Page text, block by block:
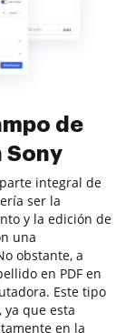
de
Sony
integral de
ser la
y la edición de
una
obstante, a
en PDF en
Este tipo
ya que esta
en la